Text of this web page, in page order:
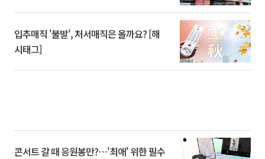
입추매직 '불발', 처서매직은 올까요? [해
시태그]
콘서트 갈 때 응원봉만?⋯'최애' 위한 필수